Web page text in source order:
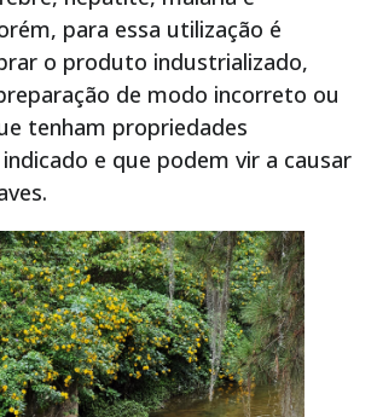
para essa utilização é
o produto industrializado,
de modo incorreto ou
tenham propriedades
e que podem vir a causar